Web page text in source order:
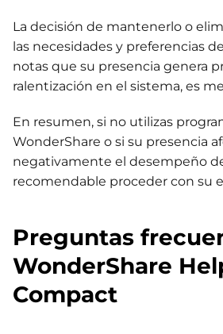
La decisión de mantenerlo o
las necesidades y preferencias
notas que su presencia genera
ralentización en el sistema, es
En resumen, si no utilizas
WonderShare o si su presencia
negativamente el desempeño
recomendable proceder con su
Preguntas
WonderShare
Compact